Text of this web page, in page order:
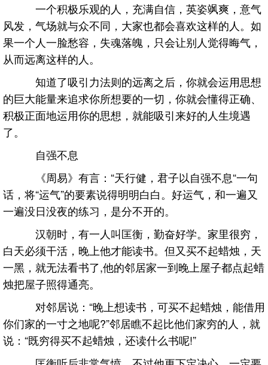
一个积极乐观的人，充满自信，英姿飒爽，意气
风发，气场就与众不同，大家也都会喜欢这样的人。如
果一个人一脸愁容，失魂落魄，只会让别人觉得晦气，
从而远离这样的人。
知道了吸引力法则的远离之后，你就会运用思想
的巨大能量来追求你所想要的一切，你就会懂得正确、
积极正面地运用你的思想，就能吸引来好的人生境遇
了。
自强不息
《周易》有言：“天行健，君子以自强不息“一句
话，将“运气”的要素说得明明白白。好运气，和一遍又
一遍没日没夜的练习，是分不开的。
汉朝时，有一人叫匡衡，勤奋好学。家里很穷，
白天必须干活，晚上他才能读书。但又买不起蜡烛，天
一黑，就无法看书了,他的邻居家一到晚上屋子都点起蜡
烛把屋子照得通亮。
对邻居说：“晚上想读书，可买不起蜡烛，能借用
你们家的一寸之地呢?”邻居瞧不起比他们家穷的人，就
说：“既穷得买不起蜡烛，还读什么书呢!”